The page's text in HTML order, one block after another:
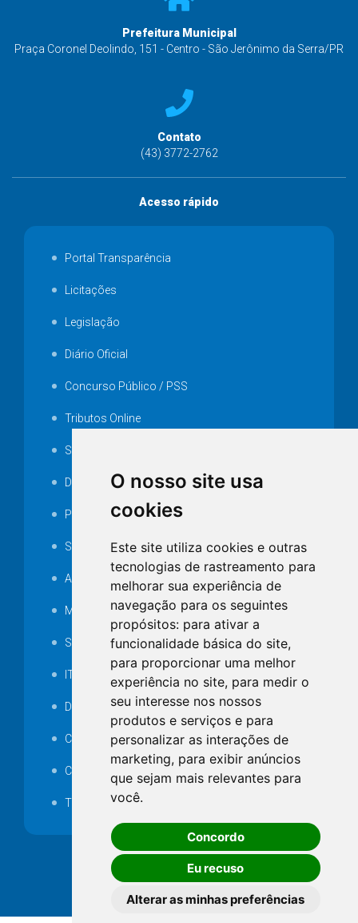
O nosso site usa
cookies
Este site utiliza cookies e outras
tecnologias de rastreamento para
melhorar sua experiência de
navegação para os seguintes
propósitos: para ativar a
funcionalidade básica do site,
para proporcionar uma melhor
experiência no site, para medir o
seu interesse nos nossos
produtos e serviços e para
personalizar as interações de
marketing, para exibir anúncios
que sejam mais relevantes para
você.
Concordo
Eu recuso
Alterar as minhas preferências
Prefeitura Municipal
Praça Coronel Deolindo, 151 - Centro - São Jerônimo da Serra/PR
Contato
(43) 3772-2762
Acesso rápido
Portal Transparência
Licitações
Legislação
Diário Oficial
Concurso Público / PSS
Tributos Online
Serviços ISS-E
Decretos
Portarias
SAMAE
Audiência pública
MANUTENÇÃO DE ILUMINAÇÃO PÚBLICA
Serviços Técnicos TI
ITR
Desapropriações
Catalogo Eletrônico de Padronização
Consórcios Municipais
Telefones Úteis